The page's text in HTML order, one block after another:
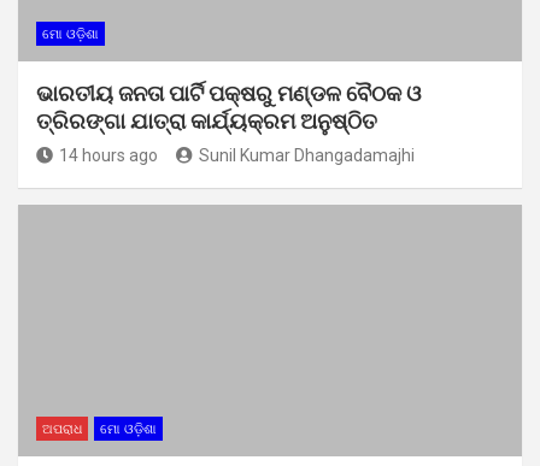
ମୋ ଓଡ଼ିଶା
ଭାରତୀୟ ଜନତା ପାର୍ଟି ପକ୍ଷରୁ ମଣ୍ଡଳ ବୈଠକ ଓ
ତ୍ରିରଙ୍ଗା ଯାତ୍ରା କାର୍ଯ୍ୟକ୍ରମ ଅନୁଷ୍ଠିତ
14 hours ago Sunil Kumar Dhangadamajhi
ଅପରାଧ ମୋ ଓଡ଼ିଶା